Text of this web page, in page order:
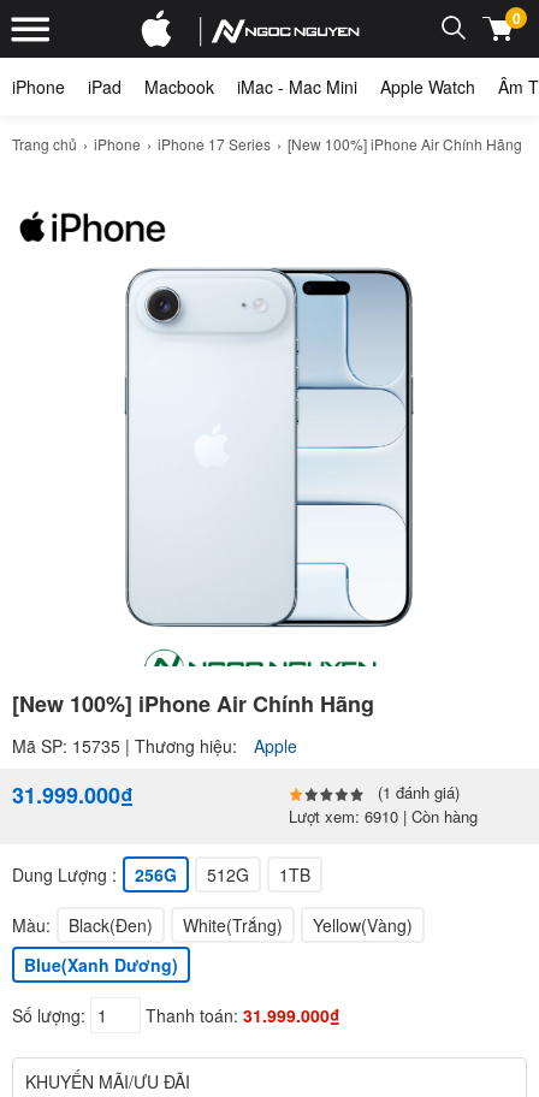
0
iPhone iPad Macbook iMac - Mac Mini Apple Watch Âm
Trang chủ iPhone iPhone 17 Series [New 100%] iPhone Air Chính Hãng
[New 100%] iPhone Air Chính Hãng
Mã SP: 15735 | Thương hiệu: Apple
31.999.000₫
(1 đánh giá)
Lượt xem: 6910 | Còn hàng
Dung Lượng : 256G 512G 1TB
Màu: Black(Đen) White(Trắng)
Yellow(Vàng)
Blue(Xanh Dương)
Số lượng: Thanh toán: 31.999.000₫
KHUYẾN MÃI/ƯU ĐÃI